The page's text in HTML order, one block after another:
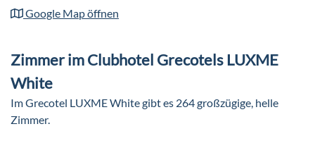
Google Map öffnen
Zimmer im Clubhotel Grecotels LUXME
White
Im Grecotel LUXME White gibt es 264 großzügige, helle
Zimmer.